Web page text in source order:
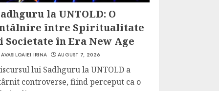
la UNTOLD: O
între Spiritualitate
Societate în Era New Age
AVASILOAIEI IRINA AUGUST 7, 2026
lui Sadhguru la UNTOLD a
controverse, fiind perceput ca o